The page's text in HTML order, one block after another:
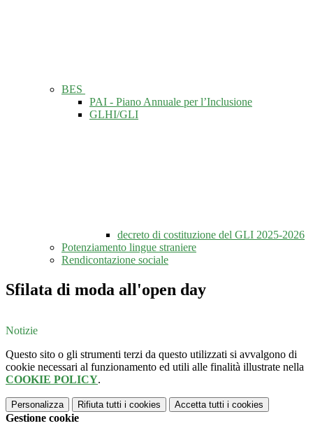
BES
PAI - Piano Annuale per l’Inclusione
GLHI/GLI
decreto di costituzione del GLI 2025-2026
Potenziamento lingue straniere
Rendicontazione sociale
Sfilata di moda all'open day
Notizie
Questo sito o gli strumenti terzi da questo utilizzati si avvalgono di
cookie necessari al funzionamento ed utili alle finalità illustrate nella
COOKIE POLICY.
Personalizza Rifiuta tutti i cookies Accetta tutti i cookies
Gestione cookie